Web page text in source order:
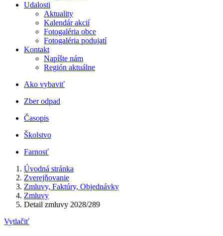
Udalosti
Aktuality
Kalendár akcií
Fotogaléria obce
Fotogaléria podujatí
Kontakt
Napíšte nám
Región aktuálne
Ako vybaviť
Zber odpad
Časopis
Školstvo
Farnosť
Úvodná stránka
Zverejňovanie
Zmluvy, Faktúry, Objednávky
Zmluvy
Detail zmluvy 2028/289
Vytlačiť